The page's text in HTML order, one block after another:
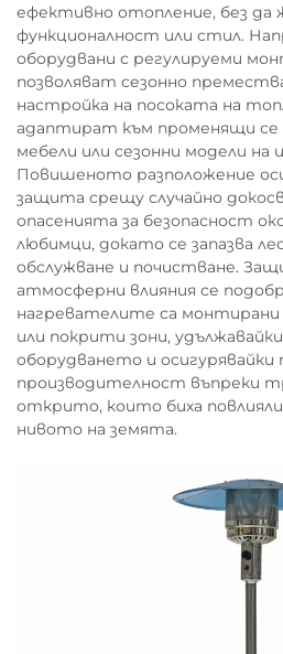
ефективно отопление, без
функционалност или стил.
оборудвани с регулируеми
позволяват сезонно
настройка на посоката на
адаптират към променящи се
мебели или сезонни модели на
Повишеното разположение
защита срещу случайно
опасенията за безопасност
любимци, докато се запазва
обслужване и почистване.
атмосферни влияния се
нагревателите са монтирани
или покрити зони,
оборудването и осигурявайки
производителност въпреки
открито, които биха
нивото на земята.